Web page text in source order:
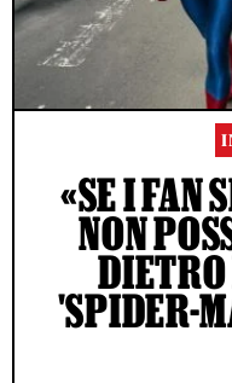
«SE I FAN
NON
'SPIDER-